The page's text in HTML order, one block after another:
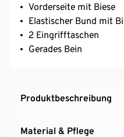
Vorderseite mit Biese
Elastischer Bund mit
2 Eingrifftaschen
Gerades Bein
Produktbeschreibung
Material & Pflege